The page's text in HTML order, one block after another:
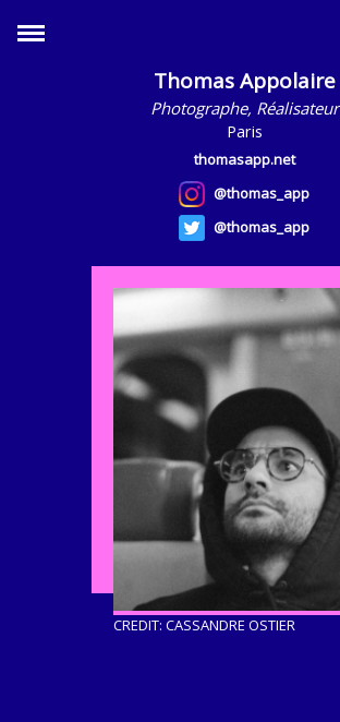
Thomas Appolaire
Photographe, Réalisateur
Paris
thomasapp.net
@thomas_app
@thomas_app
CREDIT: CASSANDRE OSTIER